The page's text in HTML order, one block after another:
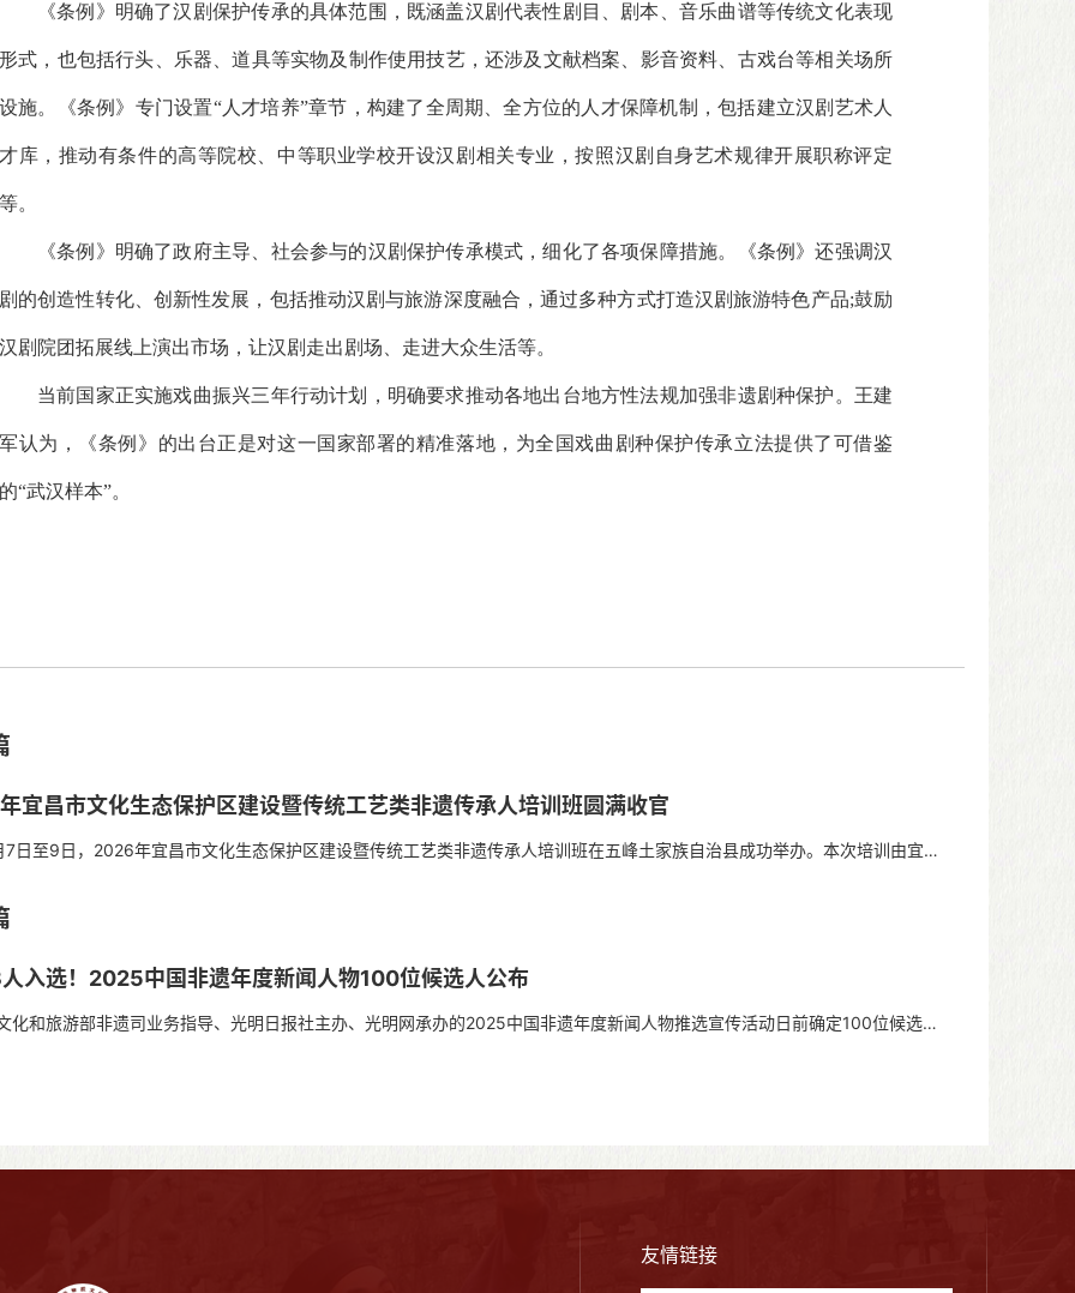
《条例》明确了汉剧保护传承的具体范围，既涵盖汉剧代表性剧目、剧本、音乐曲谱等传统文化表现
形式，也包括行头、乐器、道具等实物及制作使用技艺，还涉及文献档案、影音资料、古戏台等相关场所
设施。《条例》专门设置“人才培养”章节，构建了全周期、全方位的人才保障机制，包括建立汉剧艺术人
才库，推动有条件的高等院校、中等职业学校开设汉剧相关专业，按照汉剧自身艺术规律开展职称评定
等。
《条例》明确了政府主导、社会参与的汉剧保护传承模式，细化了各项保障措施。《条例》还强调汉
剧的创造性转化、创新性发展，包括推动汉剧与旅游深度融合，通过多种方式打造汉剧旅游特色产品;鼓励
汉剧院团拓展线上演出市场，让汉剧走出剧场、走进大众生活等。
当前国家正实施戏曲振兴三年行动计划，明确要求推动各地出台地方性法规加强非遗剧种保护。王建
军认为，《条例》的出台正是对这一国家部署的精准落地，为全国戏曲剧种保护传承立法提供了可借鉴
的“武汉样本”。
宜昌市文化生态保护区建设暨传统工艺类非遗传承人培训班圆满收官
9日，2026年宜昌市文化生态保护区建设暨传统工艺类非遗传承人培训班在五峰土家族自治县成功举办。本次培训由宜昌
入选！2025中国非遗年度新闻人物100位候选人公布
旅游部非遗司业务指导、光明日报社主办、光明网承办的2025中国非遗年度新闻人物推选宣传活动日前确定100位候选人
友情链接